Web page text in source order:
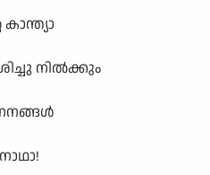
നിൽക്കും